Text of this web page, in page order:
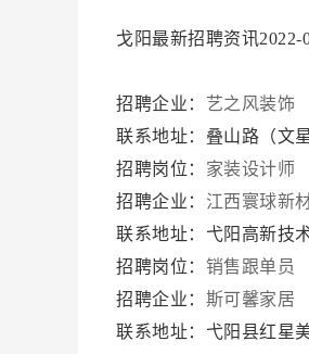
戈阳最新招聘资讯2022-
招聘企业： 艺之风装饰
联系地址：叠山路（文
招聘岗位： 家装设计师
招聘企业： 江西寰球新
联系地址：弋阳高新技
招聘岗位： 销售跟单员
招聘企业： 斯可馨家居
联系地址：弋阳县红星